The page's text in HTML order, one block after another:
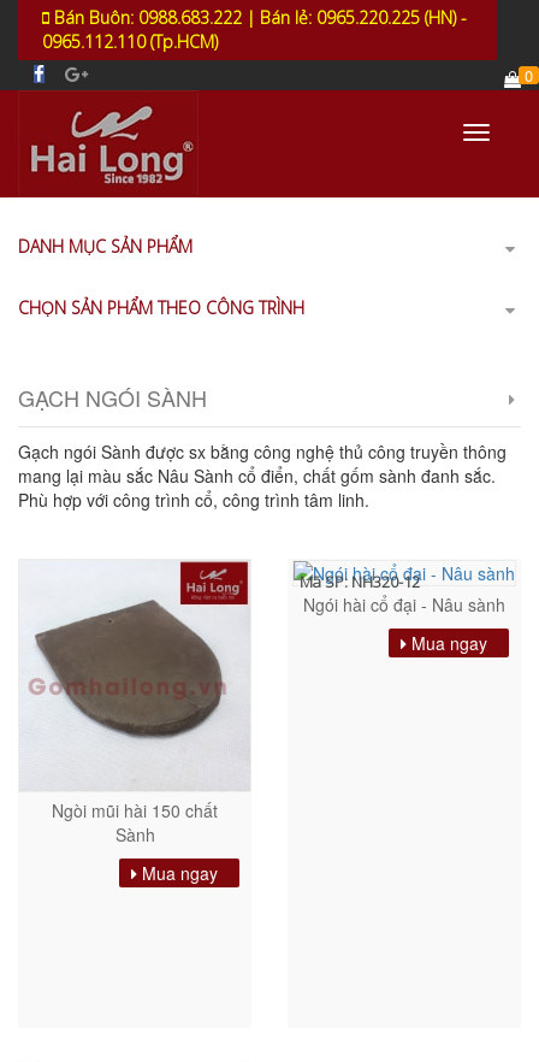
Bán Buôn: 0988.683.222 | Bán lẻ: 0965.220.225 (HN) -
0965.112.110 (Tp.HCM)
0
Toggle
DANH MỤC SẢN PHẨM
CHỌN SẢN PHẨM THEO CÔNG TRÌNH
GẠCH NGÓI SÀNH
Gạch ngói Sành được sx bằng công nghệ thủ công truyền thông
mang lại màu sắc Nâu Sành cổ điển, chất gốm sành đanh sắc.
Phù hợp với công trình cổ, công trình tâm linh.
Ngòi mũi hài 150 chất
Sành
Mua ngay
Ngói hài cổ đại - Nâu sành
Mã SP: NH320-12
Mua ngay